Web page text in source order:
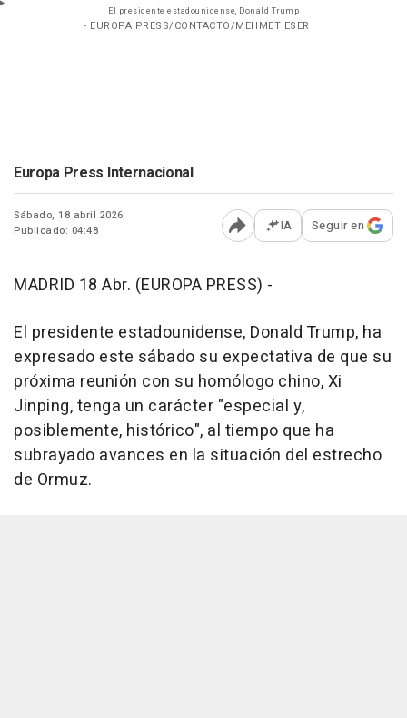
El presidente estadounidense, Donald Trump
- EUROPA PRESS/CONTACTO/MEHMET ESER
Europa Press Internacional
Sábado, 18 abril 2026
Publicado: 04:48
Abrir opciones para
IA Seguir en
MADRID 18 Abr. (EUROPA PRESS) -
El presidente estadounidense, Donald Trump, ha
expresado este sábado su expectativa de que su
próxima reunión con su homólogo chino, Xi
Jinping, tenga un carácter "especial y,
posiblemente, histórico", al tiempo que ha
subrayado avances en la situación del estrecho
de Ormuz.